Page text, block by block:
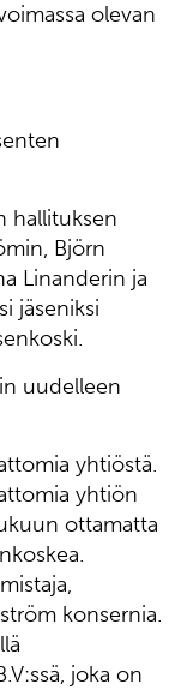
olevan
hallituksen
Björn
Linanderin ja
jäseniksi
uudelleen
yhtiöstä.
yhtiön
ottamatta
konsernia.
joka on